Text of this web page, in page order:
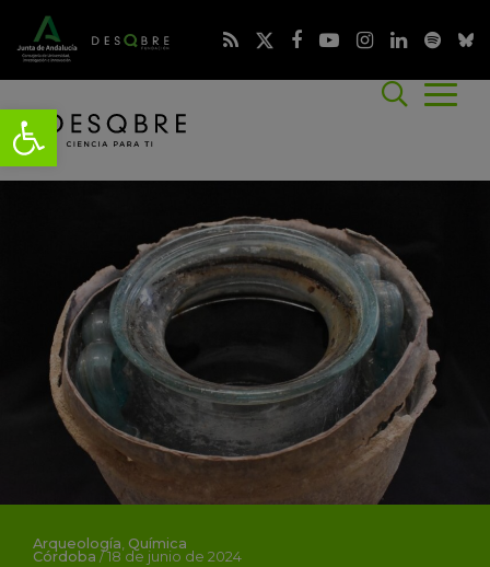
Arqueología Química
Córdoba /18 de junio de 2024